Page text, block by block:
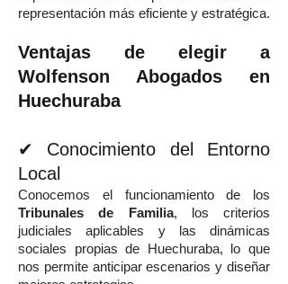
representación más eficiente y estratégica.
Ventajas de elegir a
Wolfenson Abogados en
Huechuraba
✔ Conocimiento del Entorno
Local
Conocemos el funcionamiento de los
Tribunales de Familia, los criterios
judiciales aplicables y las dinámicas
sociales propias de Huechuraba, lo que
nos permite anticipar escenarios y diseñar